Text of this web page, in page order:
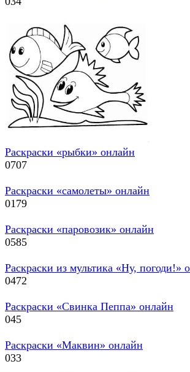
Раскраски «рыбки» онлайн
0707
Раскраски «самолеты» онлайн
0179
Раскраски «паровозик» онлайн
0585
Раскраски из мультика «Ну, погоди!»
0472
Раскраски «Свинка Пеппа» онлайн
045
Раскраски «Маквин» онлайн
033